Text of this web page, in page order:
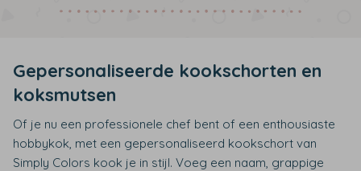
Gepersonaliseerde kookschorten en
koksmutsen
Of je nu een professionele chef bent of een enthousiaste
hobbykok, met een gepersonaliseerd kookschort van
Simply Colors kook je in stijl. Voeg een naam, grappige